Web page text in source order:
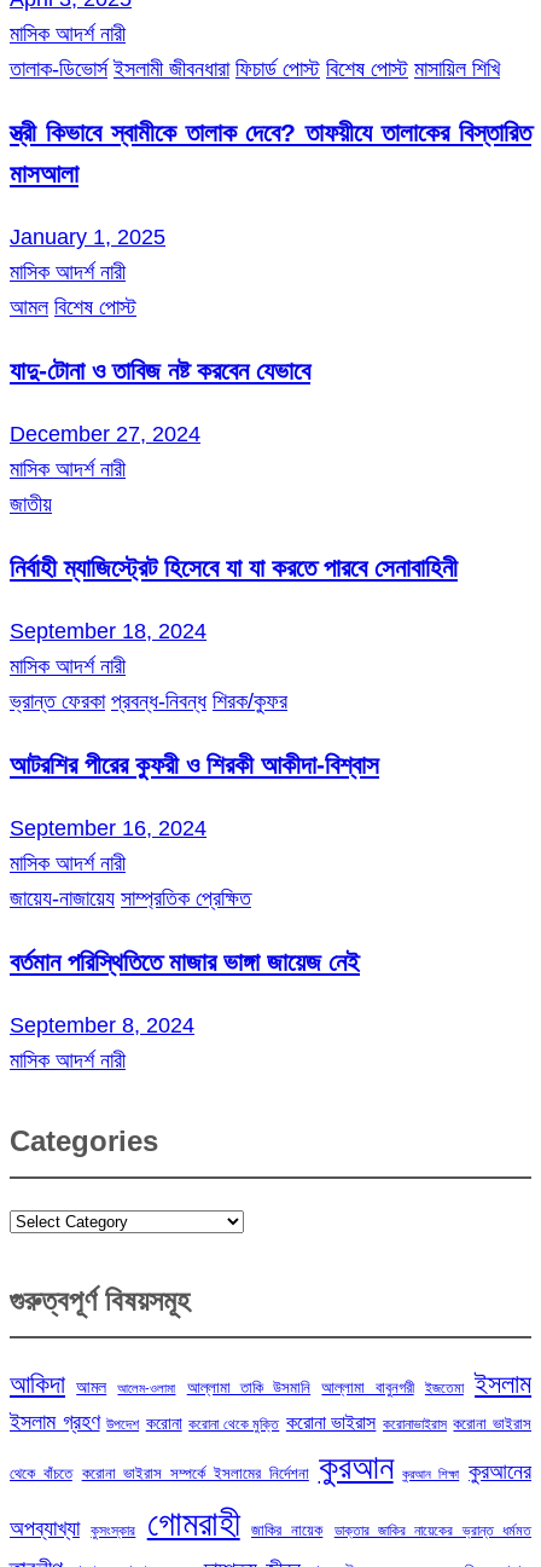
মাসিক আদর্শ নারী
তালাক-ডিভোর্স ইসলামী জীবনধারা ফিচার্ড পোস্ট বিশেষ পোস্ট মাসায়িল শিখি
স্ত্রী কিভাবে স্বামীকে তালাক দেবে? তাফয়ীযে তালাকের বিস্তারিত
মাসআলা
January 1, 2025
মাসিক আদর্শ নারী
আমল বিশেষ পোস্ট
যাদু-টোনা ও তাবিজ নষ্ট করবেন যেভাবে
December 27, 2024
মাসিক আদর্শ নারী
জাতীয়
নির্বাহী ম্যাজিস্ট্রেট হিসেবে যা যা করতে পারবে সেনাবাহিনী
September 18, 2024
মাসিক আদর্শ নারী
ভ্রান্ত ফেরকা প্রবন্ধ-নিবন্ধ শিরক/কুফর
আটরশির পীরের কুফরী ও শিরকী আকীদা-বিশ্বাস
September 16, 2024
মাসিক আদর্শ নারী
জায়েয-নাজায়েয সাম্প্রতিক প্রেক্ষিত
বর্তমান পরিস্থিতিতে মাজার ভাঙ্গা জায়েজ নেই
September 8, 2024
মাসিক আদর্শ নারী
Categories
Categories
গুরুত্বপূর্ণ বিষয়সমূহ
আকিদা আমল আলেম-ওলামা আল্লামা তাকি উসমানি আল্লামা বাবুনগরী ইজতেমা ইসলাম
ইসলাম গ্রহণ উপদেশ করোনা করোনা থেকে মুক্তি করোনা ভাইরাস করোনাভাইরাস করোনা ভাইরাস
থেকে বাঁচতে করোনা ভাইরাস সম্পর্কে ইসলামের নির্দেশনা কুরআন কুরআন শিক্ষা কুরআনের
অপব্যাখ্যা কুসংস্কার গোমরাহী জাকির নায়েক ডাক্তার জাকির নায়েকের ভ্রান্ত ধর্মমত